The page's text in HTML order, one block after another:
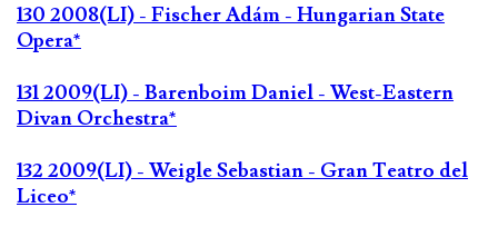
130 2008(LI) - Fischer Adám - Hungarian State
Opera*
131 2009(LI) - Barenboim Daniel - West-Eastern
Divan Orchestra*
132 2009(LI) - Weigle Sebastian - Gran Teatro del
Liceo*